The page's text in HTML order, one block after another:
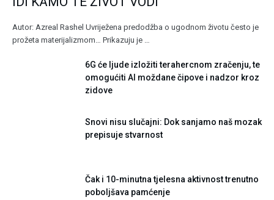
Autor: Azreal Rashel Uvriježena predodžba o ugodnom životu često je
prožeta materijalizmom… Prikazuju je …
6G će ljude izložiti terahercnom zračenju, te
omogućiti AI moždane čipove i nadzor kroz
zidove
Snovi nisu slučajni: Dok sanjamo naš mozak
prepisuje stvarnost
Čak i 10-minutna tjelesna aktivnost trenutno
poboljšava pamćenje